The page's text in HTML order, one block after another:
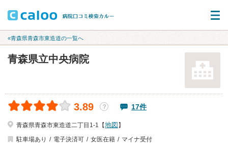
«青森県青森市東造道の一覧へ
青森県立中央病院
3.89 ？ 17件
青森県青森市東造道二丁目1-1【地図 】
駐車場あり
電子決済可 女医在籍 マイナ受付